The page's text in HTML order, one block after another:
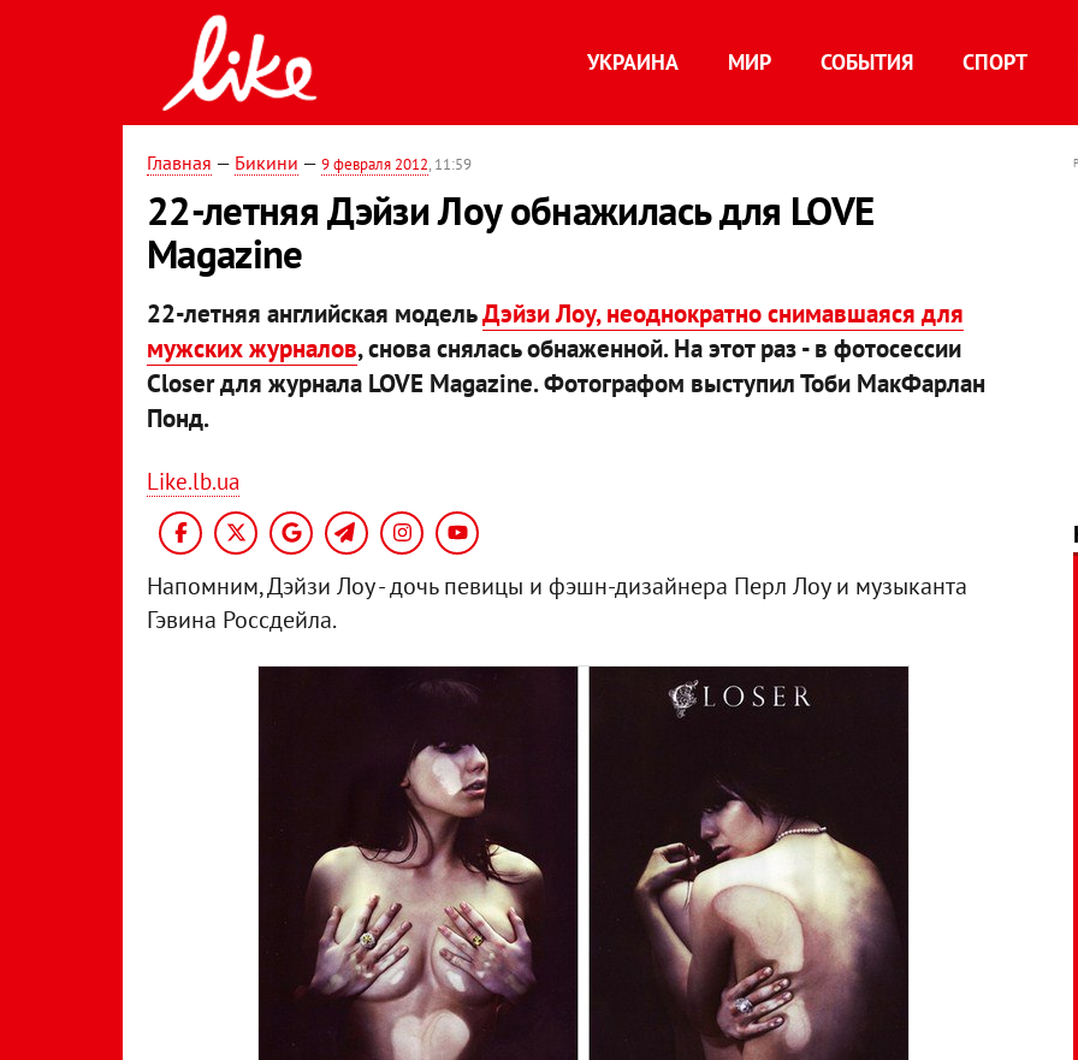
УКРАИНА МИР СОБЫТИЯ СПОРТ
Главная — Бикини — 9 февраля 2012, 11:59
22-летняя Дэйзи Лоу обнажилась для LOVE
Magazine
22-летняя английская модельДэйзи Лоу, неоднократно снимавшаяся для
мужских журналов, снова снялась обнаженной. На этот раз - в фотосессии
Closer для журнала LOVE Magazine. Фотографом выступил Тоби МакФарлан
Понд.
Like.lb.ua
Напомним, Дэйзи Лоу - дочь певицы и фэшн-дизайнера Перл Лоу и музыканта
Гэвина Россдейла.